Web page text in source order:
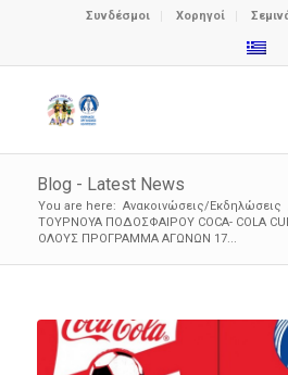
Συνδέσμοι Χορηγοί
Blog - Latest News
You are here: Ανακοινώσεις/Εκδηλώσεις
ΤΟΥΡΝΟΥΑ ΠΟΔΟΣΦΑΙΡΟΥ COCA- COLA
ΟΛΟΥΣ ΠΡΟΓΡΑΜΜΑ ΑΓΩΝΩΝ 17...